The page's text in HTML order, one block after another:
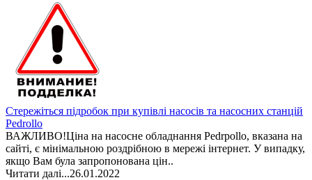
Стережіться підробок при купівлі насосів та насосних станцій
Pedrollo
ВАЖЛИВО!Ціна на насосне обладнання Pedrpollo, вказана на
сайті, є мінімальною роздрібною в мережі інтернет. У випадку,
якщо Вам була запропонована цін..
Читати далі...26.01.2022